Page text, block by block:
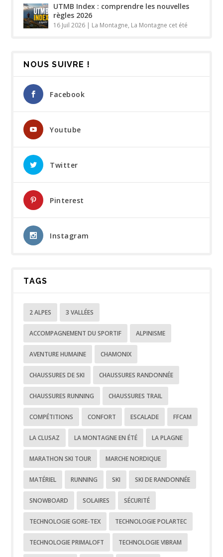
UTMB Index : comprendre les nouvelles
règles 2026
16 Juil 2026 | La Montagne, La Montagne cet été
NOUS SUIVRE !
Facebook
Youtube
Twitter
Pinterest
Instagram
TAGS
2 ALPES 3 VALLÉES
ACCOMPAGNEMENT DU SPORTIF ALPINISME
AVENTURE HUMAINE CHAMONIX
CHAUSSURES DE SKI CHAUSSURES RANDONNÉE
CHAUSSURES RUNNING CHAUSSURES TRAIL
COMPÉTITIONS CONFORT ESCALADE FFCAM
LA CLUSAZ LA MONTAGNE EN ÉTÉ LA PLAGNE
MARATHON SKI TOUR MARCHE NORDIQUE
MATÉRIEL RUNNING SKI SKI DE RANDONNÉE
SNOWBOARD SOLAIRES SÉCURITÉ
TECHNOLOGIE GORE-TEX TECHNOLOGIE POLARTEC
TECHNOLOGIE PRIMALOFT TECHNOLOGIE VIBRAM